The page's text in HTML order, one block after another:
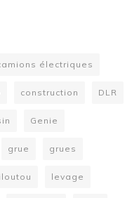
électriques
construction DLR
Genie
grue grues
levage